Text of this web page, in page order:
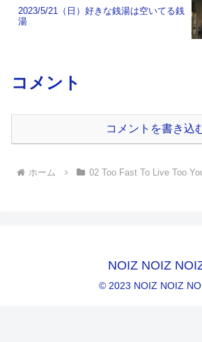
2023/5/21（日）好きな銭湯は空いてる銭
湯
コメント
コメントを書き込
ホーム 02 Too Fast To Live Too
NOIZ NOIZ
© 2023 NOIZ NOIZ